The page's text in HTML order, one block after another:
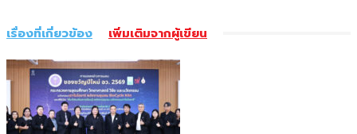
เรื่องที่เกี่ยวข้อง เพิ่มเติมจากผู้เขียน